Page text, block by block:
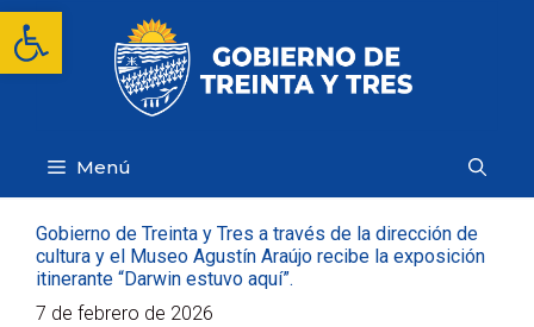
Abrir barra de herramientas
Saltar
contenido
Menú
Gobierno de Treinta y Tres a través de la dirección de
cultura y el Museo Agustín Araújo recibe la exposición
itinerante “Darwin estuvo aquí”.
7 de febrero de 2026